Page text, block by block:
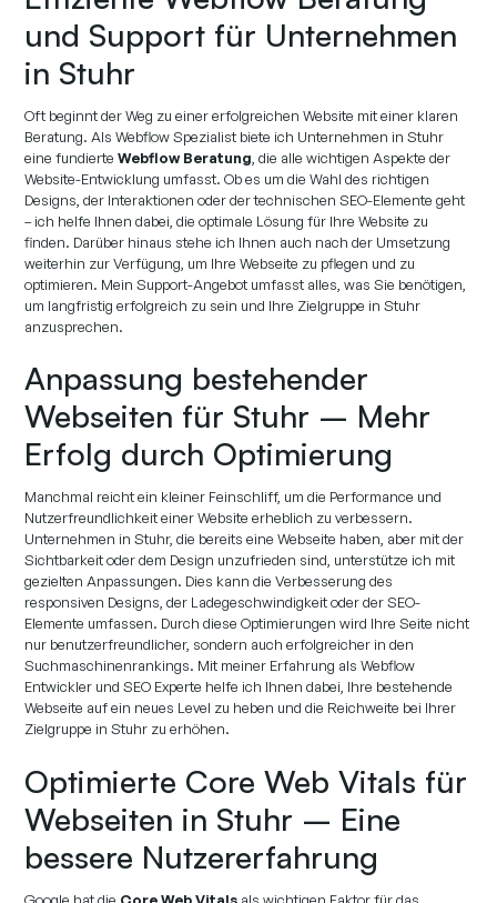
und Support für Unternehmen
in Stuhr
Oft beginnt der Weg zu einer erfolgreichen Website mit einer klaren
Beratung. Als Webflow Spezialist biete ich Unternehmen in Stuhr
eine fundierteWebflow Beratung , die alle wichtigen Aspekte der
Website-Entwicklung umfasst. Ob es um die Wahl des richtigen
Designs, der Interaktionen oder der technischen SEO-Elemente geht
– ich helfe Ihnen dabei, die optimale Lösung für Ihre Website zu
finden. Darüber hinaus stehe ich Ihnen auch nach der Umsetzung
weiterhin zur Verfügung, um Ihre Webseite zu pflegen und zu
optimieren. Mein Support-Angebot umfasst alles, was Sie benötigen,
um langfristig erfolgreich zu sein und Ihre Zielgruppe in Stuhr
anzusprechen.
Anpassung bestehender
Webseiten für Stuhr – Mehr
Erfolg durch Optimierung
Manchmal reicht ein kleiner Feinschliff, um die Performance und
Nutzerfreundlichkeit einer Website erheblich zu verbessern.
Unternehmen in Stuhr, die bereits eine Webseite haben, aber mit der
Sichtbarkeit oder dem Design unzufrieden sind, unterstütze ich mit
gezielten Anpassungen. Dies kann die Verbesserung des
responsiven Designs, der Ladegeschwindigkeit oder der SEO-
Elemente umfassen. Durch diese Optimierungen wird Ihre Seite nicht
nur benutzerfreundlicher, sondern auch erfolgreicher in den
Suchmaschinenrankings. Mit meiner Erfahrung als Webflow
Entwickler und SEO Experte helfe ich Ihnen dabei, Ihre bestehende
Webseite auf ein neues Level zu heben und die Reichweite bei Ihrer
Zielgruppe in Stuhr zu erhöhen.
Optimierte Core Web Vitals für
Webseiten in Stuhr – Eine
bessere Nutzererfahrung
Google hat die Core Web Vitals als wichtigen Faktor für das